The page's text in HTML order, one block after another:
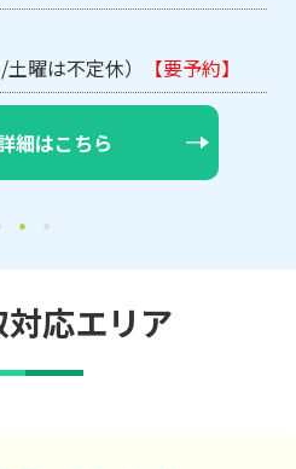
曜は不定休） 【要予約】
細はこちら
応エリア